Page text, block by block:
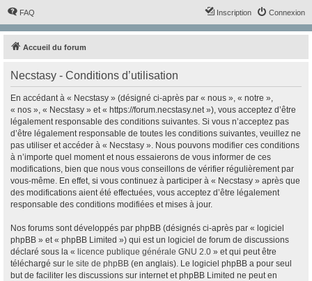
FAQ Connexion
Inscription
Accueil du forum
Necstasy - Conditions d’utilisation
En accédant à « Necstasy » (désigné ci-après par « nous », « notre »,
« nos », « Necstasy » et « https://forum.necstasy.net »), vous acceptez d’être
légalement responsable des conditions suivantes. Si vous n’acceptez pas
d’être légalement responsable de toutes les conditions suivantes, veuillez ne
pas utiliser et accéder à « Necstasy ». Nous pouvons modifier ces conditions
à n’importe quel moment et nous essaierons de vous informer de ces
modifications, bien que nous vous conseillons de vérifier régulièrement par
vous-même. En effet, si vous continuez à participer à « Necstasy » après que
des modifications aient été effectuées, vous acceptez d’être légalement
responsable des conditions modifiées et mises à jour.
Nos forums sont développés par phpBB (désignés ci-après par « logiciel
phpBB » et « phpBB Limited ») qui est un logiciel de forum de discussions
déclaré sous la « licence publique générale GNU 2.0 » et qui peut être
téléchargé sur le site de phpBB (en anglais). Le logiciel phpBB a pour seul
but de faciliter les discussions sur internet et phpBB Limited ne peut en